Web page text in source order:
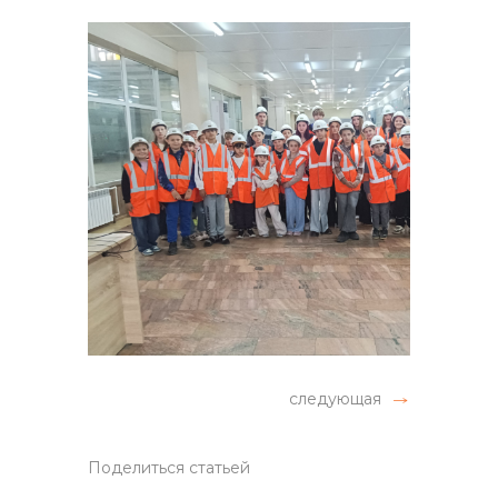
следующая
Поделиться статьей